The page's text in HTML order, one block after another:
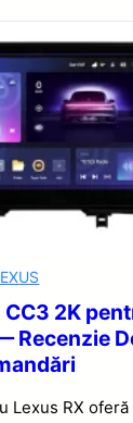
2K
Recenzie
Lexus RX oferă